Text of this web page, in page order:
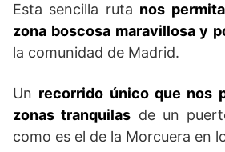
Esta sencilla ruta nos
zona boscosa maravillosa y
la comunidad de Madrid.
Un recorrido único que nos
zonas tranquilas de un
como es el de la Morcuera en